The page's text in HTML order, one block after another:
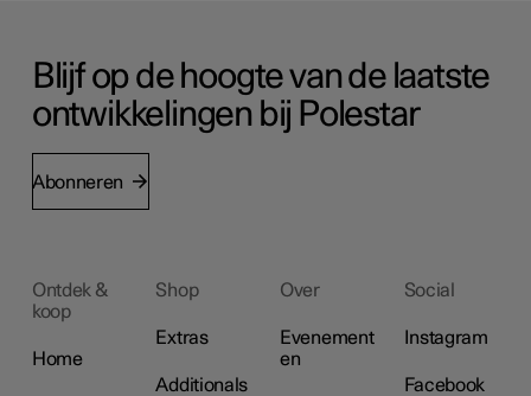
Blijf op de hoogte van de laatste
ontwikkelingen bij Polestar
Abonneren
Ontdek &
koop
Home
Shop
Extras
Additionals
Over
Evenement
en
Social
Instagram
Facebook